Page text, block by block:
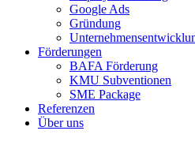
Google Ads
Gründung
Förderungen
BAFA Förderung
KMU Subventionen
SME Package
Referenzen
Über uns